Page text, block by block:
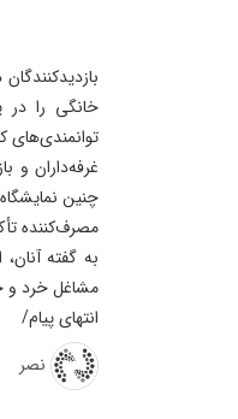
خانگی را در
توانمندی‌های
غرفه‌داران و
چنین
مصرف‌کننده
به گفته
مشاغل خرد و
انتهای پیام/
نصر